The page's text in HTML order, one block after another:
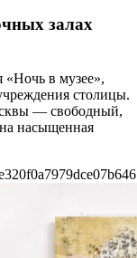
залах
«Ночь в музее»,
столицы.
— свободный,
насыщенная